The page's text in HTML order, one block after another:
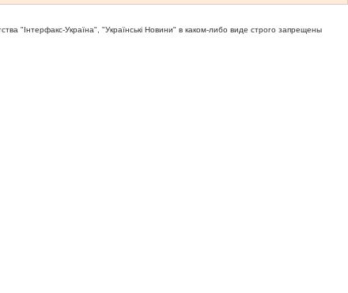
"Iнтерфакс-Україна", "Українськi Новини" в каком-либо виде строго запрещены